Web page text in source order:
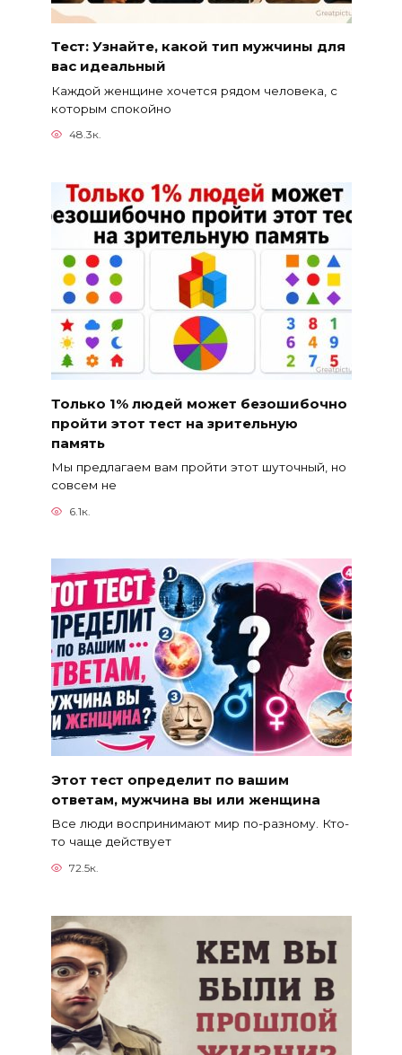
Тест: Узнайте, какой тип мужчины для
вас идеальный
Каждой женщине хочется рядом человека, с
которым спокойно
48.3к.
Только 1% людей может безошибочно
пройти этот тест на зрительную
память
Мы предлагаем вам пройти этот шуточный, но
совсем не
6.1к.
Этот тест определит по вашим
ответам, мужчина вы или женщина
Все люди воспринимают мир по-разному. Кто-
то чаще действует
72.5к.